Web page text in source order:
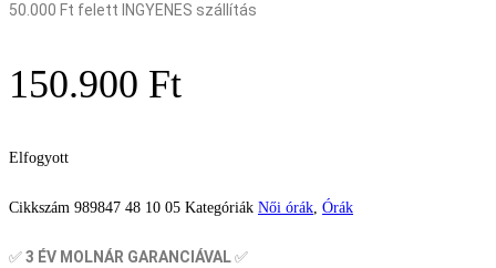
50.000 Ft felett INGYENES szállítás
150.900 Ft
Elfogyott
Cikkszám 989847 48 10 05 Kategóriák Női órák, Órák
✅3 ÉV MOLNÁR GARANCIÁVAL✅